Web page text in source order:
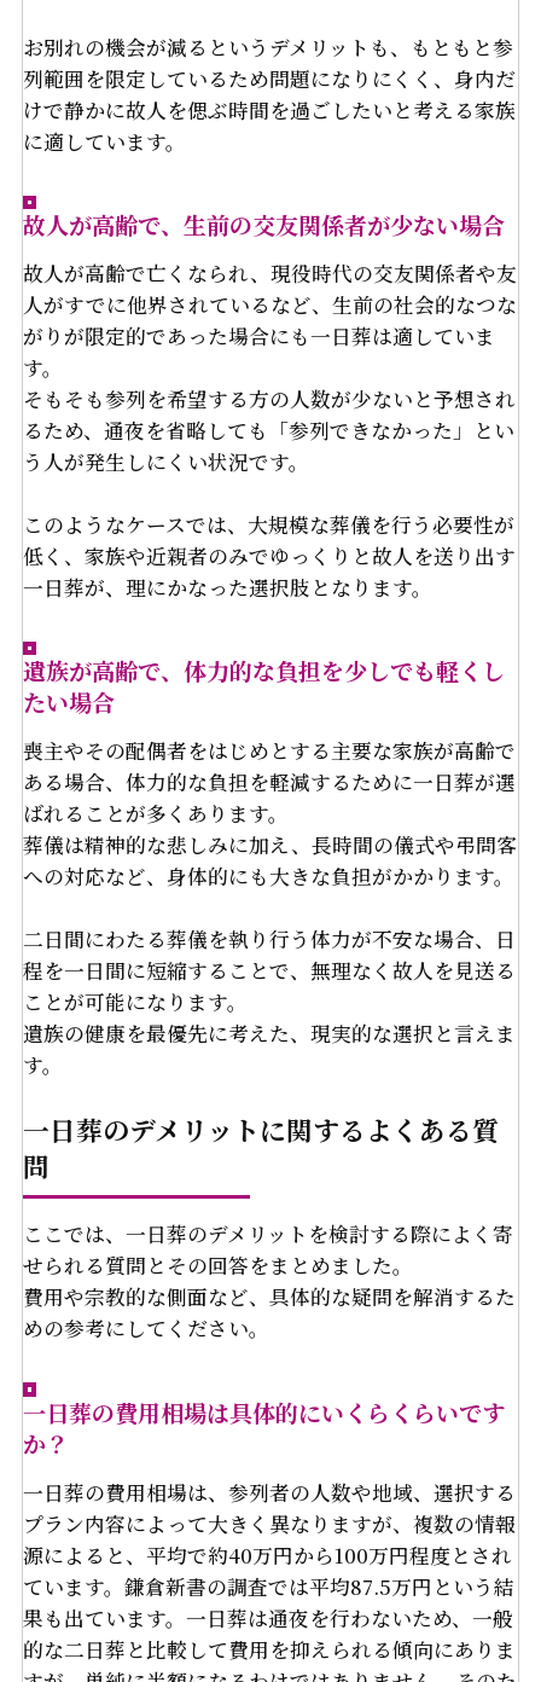
お別れの機会が減るというデメリットも、もともと参
列範囲を限定しているため問題になりにくく、身内だ
けで静かに故人を偲ぶ時間を過ごしたいと考える家族
に適しています。
故人が高齢で、生前の交友関係者が少ない場合
故人が高齢で亡くなられ、現役時代の交友関係者や友
人がすでに他界されているなど、生前の社会的なつな
がりが限定的であった場合にも一日葬は適していま
す。
そもそも参列を希望する方の人数が少ないと予想され
るため、通夜を省略しても「参列できなかった」とい
う人が発生しにくい状況です。
このようなケースでは、大規模な葬儀を行う必要性が
低く、家族や近親者のみでゆっくりと故人を送り出す
一日葬が、理にかなった選択肢となります。
遺族が高齢で、体力的な負担を少しでも軽くし
たい場合
喪主やその配偶者をはじめとする主要な家族が高齢で
ある場合、体力的な負担を軽減するために一日葬が選
ばれることが多くあります。
葬儀は精神的な悲しみに加え、長時間の儀式や弔問客
への対応など、身体的にも大きな負担がかかります。
二日間にわたる葬儀を執り行う体力が不安な場合、日
程を一日間に短縮することで、無理なく故人を見送る
ことが可能になります。
遺族の健康を最優先に考えた、現実的な選択と言えま
す。
一日葬のデメリットに関するよくある質
問
ここでは、一日葬のデメリットを検討する際によく寄
せられる質問とその回答をまとめました。
費用や宗教的な側面など、具体的な疑問を解消するた
めの参考にしてください。
一日葬の費用相場は具体的にいくらくらいです
か？
一日葬の費用相場は、参列者の人数や地域、選択する
プラン内容によって大きく異なりますが、複数の情報
源によると、平均で約40万円から100万円程度とされ
ています。鎌倉新書の調査では平均87.5万円という結
果も出ています。一日葬は通夜を行わないため、一般
的な二日葬と比較して費用を抑えられる傾向にありま